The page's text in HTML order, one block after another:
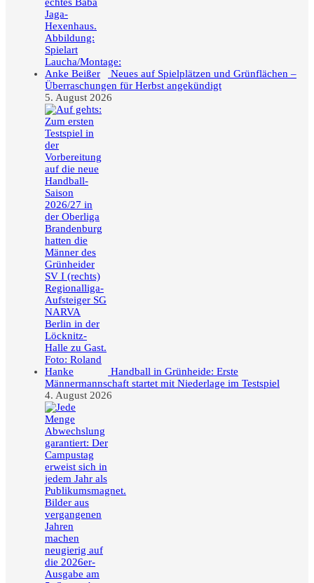
Neues auf Spielplätzen und Grünflächen –
Überraschungen für Herbst angekündigt
5. August 2026
Handball in Grünheide: Erste
Männermannschaft startet mit Niederlage im Testspiel
4. August 2026